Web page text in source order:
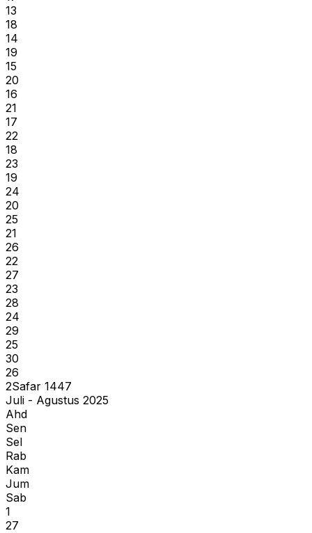
13
18
14
19
15
20
16
21
17
22
18
23
19
24
20
25
21
26
22
27
23
28
24
29
25
30
26
2Safar 1447
Juli - Agustus 2025
Ahd
Sen
Sel
Rab
Kam
Jum
Sab
1
27